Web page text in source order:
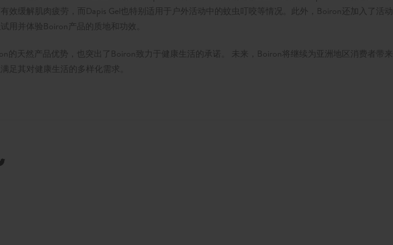
效缓解肌肉疲劳，而Dapis Gel也特别适用于户外活动中的蚊虫叮咬等情况。此外，Boiron还加入了活动
用并体验Boiron产品的质地和功效。
的天然产品优势，也突出了Boiron致力于健康生活的承诺。 未来，Boiron将继续为亚洲地区消费者带来
足其对健康生活的多样化需求。